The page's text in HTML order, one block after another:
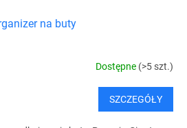
na buty
Dostępne (>5 szt.)
SZCZEGÓŁY